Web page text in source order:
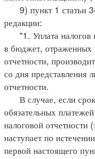
9) пункт 1 статьи
редакции:
"1. Уплата налогов
в бюджет, отраженных
отчетности,
со дня представления
отчетности.
В случае, если срок
обязательных
налоговой отчетности
наступает по
первой настоящего